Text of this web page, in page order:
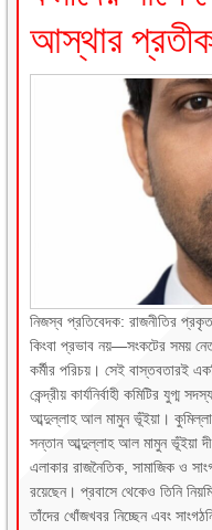
আস্থার
নিজস্ব প্রতিবেদক: রাজনীতির
কিংবা প্রভাব নয়—সংকটের সময়
কর্মীর পরিচয়। সেই বাস্তবতারই
কেন্দ্রীয় কার্যনির্বাহী কমিটির যুগ্ম
আব্দুল্লাহ আল মামুন ভূঁইয়া।
সন্তান আব্দুল্লাহ আল মামুন ভূঁইয়া
এলাকার রাজনৈতিক, সামাজিক ও
রয়েছেন। প্রবাসে থেকেও তিনি
তাঁদের খোঁজখবর নিচ্ছেন এবং